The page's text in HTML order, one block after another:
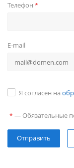
Телефон *
E-mail
Я согласен на
* — Обязательные